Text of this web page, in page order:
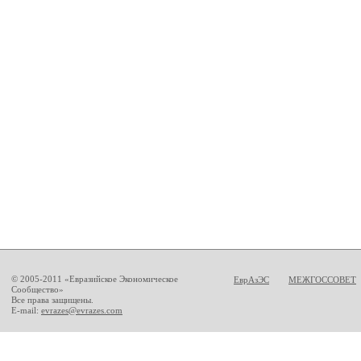
© 2005-2011 «Евразийское Экономическое
Сообщество»
Все права защищены.
E-mail: evrazes@evrazes.com
ЕврАзЭС МЕЖГОССОВЕТ